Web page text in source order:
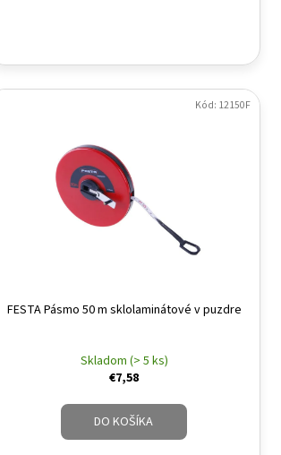
FESTA Pásmo 50 m sklolaminátové v puzdre
Skladom (> 5 ks)
€7,58
DO KOŠÍKA
Kód: 12150F